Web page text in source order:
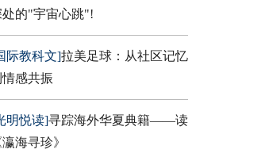
处的"宇宙心跳"!
际教科文]拉美足球：从社区记忆
情感共振
明悦读]寻踪海外华夏典籍——读
瀛海寻珍》